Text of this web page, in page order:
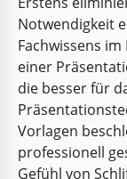
Graue
Tauchen Sie
menschlichen
Google Slides
Notwendigkeit
Fachwissens
einer
die besser für
Vorlagen
professionell
Gefühl von